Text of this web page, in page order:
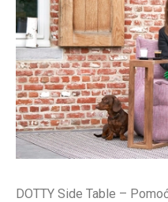
DOTTY Side Table –